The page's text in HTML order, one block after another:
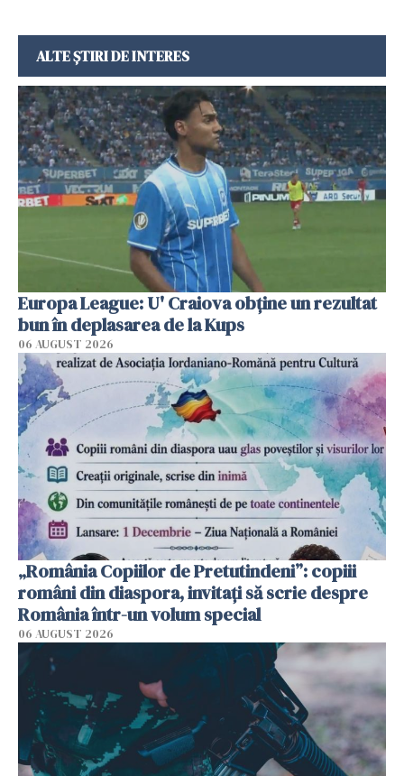
ALTE ȘTIRI DE INTERES
Europa League: U' Craiova obține un rezultat
bun în deplasarea de la Kups
06 AUGUST 2026
„România Copiilor de Pretutindeni”: copiii
români din diaspora, invitați să scrie despre
România într-un volum special
06 AUGUST 2026